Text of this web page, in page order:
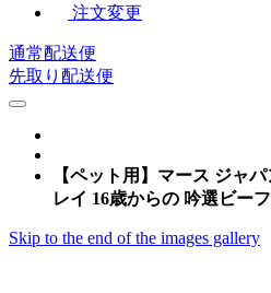
注文変更
通常配送便
先取り配送便
【ペット用】マース ジャ
レイ 16歳からの 吟選ビー
Skip to the end of the images gallery